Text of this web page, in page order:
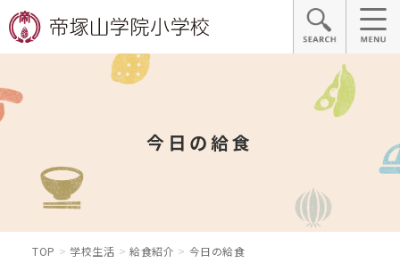
今日の給食
TOP 学校生活 給食紹介 今日の給食